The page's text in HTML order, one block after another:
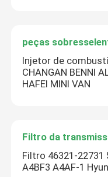
peças
Injetor de
CHANGAN BENNI
HAFEI MINI VAN
Filtro da
Filtro 46321-
A4BF3 A4AF-1